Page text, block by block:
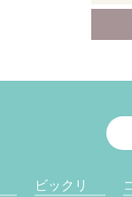
ビックリ